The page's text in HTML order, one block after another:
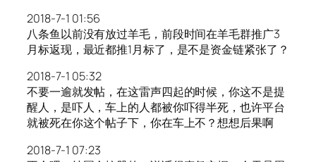
2018-7-1 01:56
八条鱼以前没有放过羊毛，前段时间在羊毛群推广3
月标返现，最近都推1月标了，是不是资金链紧张了？
2018-7-1 05:32
不要一逾就发帖，在这雷声四起的时候，你这不是提
醒人，是吓人，车上的人都被你吓得半死，也许平台
就被死在你这个帖子下，你在车上不？想想后果啊
2018-7-1 07:23